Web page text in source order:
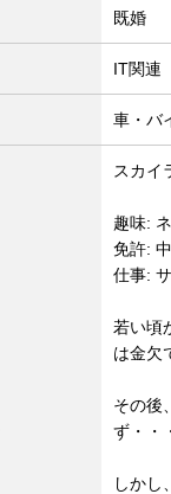
既婚
IT関連
車・バ
スカイ
趣味:
免許:
仕事:
若い頃
は金欠
その後
ず・・
しかし